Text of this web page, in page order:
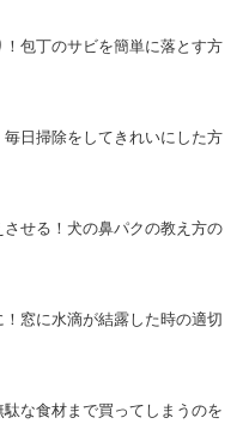
包丁のサビを簡単に落とす方
日掃除をしてきれいにした方
せる！犬の鼻パクの教え方の
窓に水滴が結露した時の適切
な食材まで買ってしまうのを